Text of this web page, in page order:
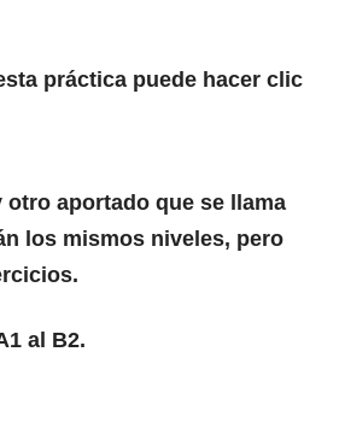
práctica puede hacer clic
otro aportado que se llama
los mismos niveles, pero
al B2.